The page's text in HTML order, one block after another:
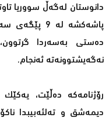
دانوستان لەگەڵ سووریا
پاشەكشە لە
دەستی بەسەردا
نەگەیشتوونەتە ئەنجام.
رۆژنامەكە دەڵێت، یەكێك
دیمەشق و تەلئەبیبدا